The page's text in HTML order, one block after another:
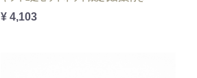
¥ 4,103